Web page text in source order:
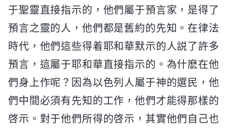
于聖靈直接指示的，他們屬于預言家，是得了
預言之靈的人，他們都是舊約的先知。在律法
時代，他們這些得着耶和華默示的人説了許多
預言，這屬于耶和華直接指示的。為什麽在他
們身上作呢？因為以色列人屬于神的選民，他
們中間必須有先知的工作，他們才能得那樣的
啓示。對于他們所得的啓示，其實他們自己也